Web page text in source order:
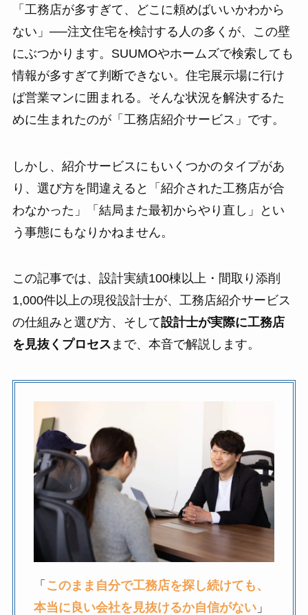
「工務店が多すぎて、どこに頼めばいいかわから
ない」──注文住宅を検討する人の多くが、この壁
にぶつかります。SUUMOやホームズで検索しても
情報が多すぎて判断できない。住宅展示場に行け
ば営業マンに囲まれる。そんな状況を解決するた
めに生まれたのが「工務店紹介サービス」です。
しかし、紹介サービスにもいくつかのタイプがあ
り、選び方を間違えると「紹介された工務店が合
わなかった」「結局また最初からやり直し」とい
う事態にもなりかねません。
この記事では、設計実績100棟以上・間取り添削
1,000件以上の現役設計士が、工務店紹介サービス
の仕組みと選び方、そして設計士が実際に工務店
を見抜くプロセス まで、本音で解説します。
「 このまま自分で工務店を探し続けても、
本当に良い会社を見抜けるか自信がない」